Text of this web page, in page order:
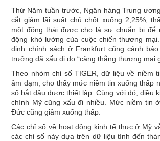
Thứ Năm tuần trước, Ngân hàng Trung
cắt giảm lãi suất chủ chốt xuống 2,25%,
một động thái được cho là sự chuẩn bị để
động khó lường của cuộc chiến thương
định chính sách ở Frankfurt cũng cảnh
trưởng đã xấu đi do “căng thẳng thương mại
Theo nhóm chỉ số TIGER, dữ liệu về niềm
ảm đạm, cho thấy mức niềm tin xuống thấp
số bắt đầu được thiết lập. Cùng với đó, điều
chính Mỹ cũng xấu đi nhiều. Mức niềm tin
Đức cũng giảm xuống thấp.
Các chỉ số về hoạt động kinh tế thực ở Mỹ
các chỉ số này dựa trên dữ liệu tính đến